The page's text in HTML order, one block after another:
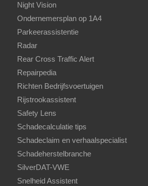
Night Vision
Ondernemersplan op 1A4
Parkeerassistentie
Radar
Rear Cross Traffic Alert
Repairpedia
Richten Bedrijfsvoertuigen
Rijstrookassistent
Safety Lens
Schadecalculatie tips
Schadeclaim en verhaalspecialist
Schadeherstelbranche
SilverDAT-VWE
Snelheid Assistent